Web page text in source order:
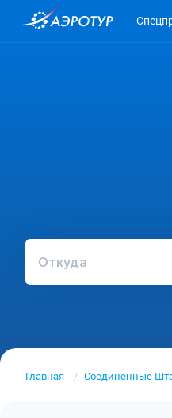
Откуда
Главная Соединенные